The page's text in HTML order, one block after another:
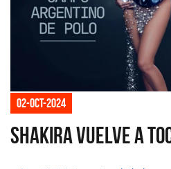
02-oct-2024
Shakira vuelve a